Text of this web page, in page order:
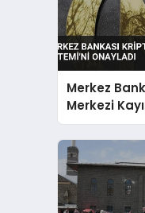
Merkez
Merkezi
Onayladı